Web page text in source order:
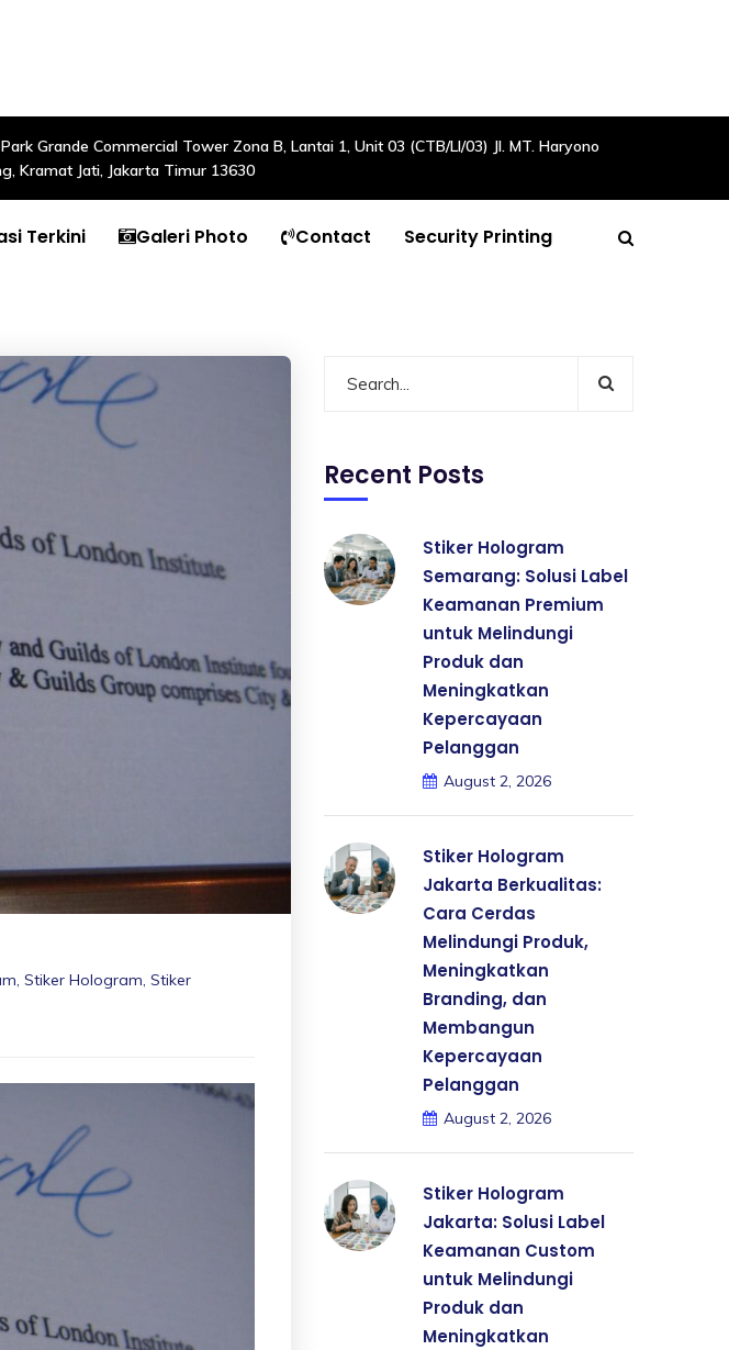
Grande Commercial Tower Zona B, Lantai 1, Unit 03 (CTB/LI/03) Jl. MT. Haryono
Kramat Jati, Jakarta Timur 13630
Terkini Galeri Photo Contact Security Printing
, Stiker Hologram, Stiker
Recent Posts
Stiker Hologram
Semarang: Solusi Label
Keamanan Premium
untuk Melindungi
Produk dan
Meningkatkan
Kepercayaan
Pelanggan
August 2, 2026
Stiker Hologram
Jakarta Berkualitas:
Cara Cerdas
Melindungi Produk,
Meningkatkan
Branding, dan
Membangun
Kepercayaan
Pelanggan
August 2, 2026
Stiker Hologram
Jakarta: Solusi Label
Keamanan Custom
untuk Melindungi
Produk dan
Meningkatkan